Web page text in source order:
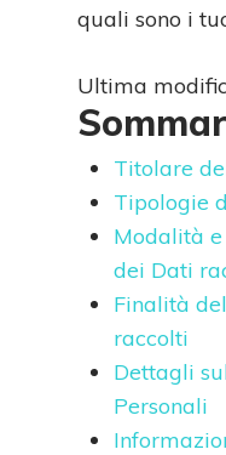
quali sono i
Ultima
Titolare
Tipologie
Modalità
dei Dati
Finalità
raccolti
Dettagli
Personali